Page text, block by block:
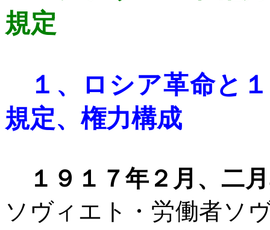
規定
１、ロシア革命と
規定、権力構成
１９１７年２月、二
ソヴィエト・労働者ソ